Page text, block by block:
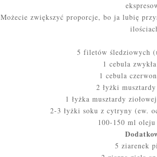
Możecie zwiększyć proporcje, bo ja lubię
5 filetów śledziowych
1 cebula
1 cebula
2 łyżki
1 łyżka musztardy
2-3 łyżki soku z cytryny (ew.
100-150 ml
5 ziarenek